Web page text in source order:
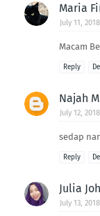
Maria
July 11,
Macam
Reply
Najah
July 12,
sedap
Reply
Julia
July 13,